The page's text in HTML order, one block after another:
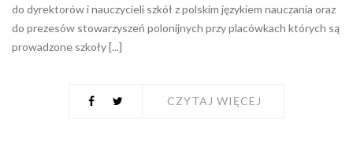
do dyrektorów i nauczycieli szkół z polskim językiem nauczania oraz
do prezesów stowarzyszeń polonijnych przy placówkach których są
prowadzone szkoły [...]
CZYTAJ WIĘCEJ